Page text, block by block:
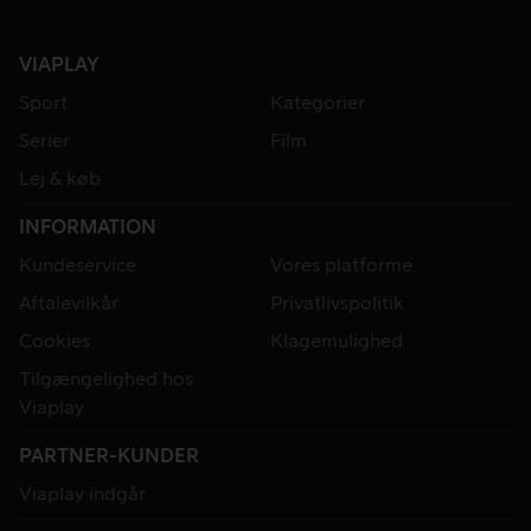
VIAPLAY
Sport
Kategorier
Serier
Film
Lej & køb
INFORMATION
Kundeservice
Vores platforme
Aftalevilkår
Privatlivspolitik
Cookies
Klagemulighed
Tilgængelighed hos
Viaplay
PARTNER-KUNDER
Viaplay indgår